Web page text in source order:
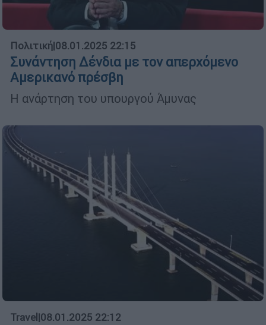
Πολιτική|08.01.2025 22:15
Συνάντηση Δένδια με τον απερχόμενο
Αμερικανό πρέσβη
Η ανάρτηση του υπουργού Άμυνας
Travel |08.01.2025 22:12